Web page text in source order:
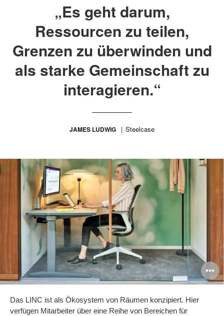
„Es geht darum,
Ressourcen zu teilen,
Grenzen zu überwinden und
als starke Gemeinschaft zu
interagieren.“
JAMES LUDWIG Steelcase
Das LINC ist als Ökosystem von Räumen konzipiert. Hier
verfügen Mitarbeiter über eine Reihe von Bereichen für